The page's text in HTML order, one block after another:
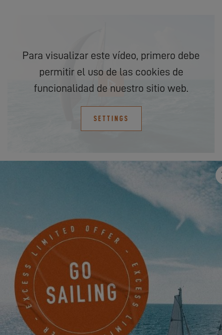
Para visualizar este vídeo, primero debe
permitir el uso de las cookies de
funcionalidad de nuestro sitio web.
SETTINGS
Pero ¿a lo mejor le apetece viajar en familia para compartir un
momento de convivencia y aprovechar el espacio y la luz que
ofrecen nuestros catamaranes? Las salidas en familia también
son una oportunidad para disfrutar de una sesión de paddle o
kitesurf durante el fondeo y vivir un momento refrescante fuera
de los caminos trillados. Eche un vistazo a un típico día en
familia a bordo del Excess 14 en Florida y proyéctese en esta otra
forma de navegar.
Para visualizar este vídeo, primero debe